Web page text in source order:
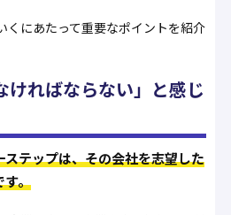
くにあたって重要なポイントを紹介
ければならない」と感じ
テップは、その会社を志望した
す。